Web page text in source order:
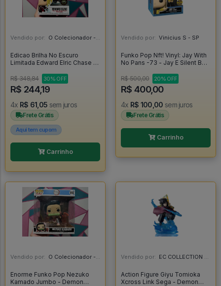
Vendido por: O Colecionador - SP
Edicao Brilha No Escuro
Limitada Edward Elric Chase -
R$ 348,84
30% OFF
R$ 244,19
4x R$ 61,05 sem juros
Frete Grátis
Aqui tem cupom
Carrinho
Vendido por: Vinicius S - SP
Funko Pop Nft! Vinyl: Jay With
No Pans -73 - Jay E Silent Bob
R$ 500,00
20% OFF
R$ 400,00
4x R$ 100,00 sem juros
Frete Grátis
Carrinho
Vendido por: O Colecionador - SP
Enorme Funko Pop Nezuko
Kamado Jumbo - Demon
Vendido por: EC COLLECTION - SP
Action Figure Giyu Tomioka
Xcross Link Sega - Demon